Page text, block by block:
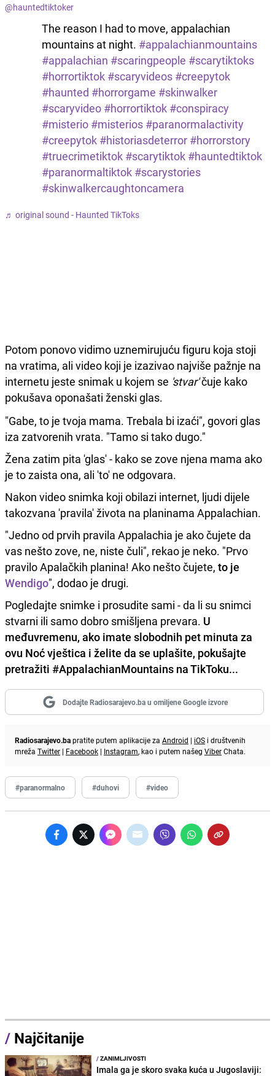
@hauntedtiktoker
The reason I had to move, appalachian
mountains at night. #appalachianmountains
#appalachian #scaringpeople #scarytiktoks
#horrortiktok #scaryvideos #creepytok
#haunted #horrorgame #skinwalker
#scaryvideo #horrortiktok #conspiracy
#misterio #misterios #paranormalactivity
#creepytok #historiasdeterror #horrorstory
#truecrimetiktok #scarytiktok #hauntedtiktok
#paranormaltiktok #scarystories
#skinwalkercaughtoncamera
♬ original sound - Haunted TikToks
Potom ponovo vidimo uznemirujuću figuru koja stoji
na vratima, ali video koji je izazivao najviše pažnje na
internetu jeste snimak u kojem se 'stvar'čuje kako
pokušava oponašati ženski glas.
"Gabe, to je tvoja mama. Trebala bi izaći", govori glas
iza zatvorenih vrata. "Tamo si tako dugo."
Žena zatim pita 'glas' - kako se zove njena mama ako
je to zaista ona, ali 'to' ne odgovara.
Nakon video snimka koji obilazi internet, ljudi dijele
takozvana 'pravila' života na planinama Appalachian.
"Jedno od prvih pravila Appalachia je ako čujete da
vas nešto zove, ne, niste čuli", rekao je neko. "Prvo
pravilo Apalačkih planina! Ako nešto čujete, to je
Wendigo", dodao je drugi.
Pogledajte snimke i prosudite sami - da li su snimci
stvarni ili samo dobro smišljena prevara. U
međuvremenu, ako imate slobodnih pet minuta za
ovu Noć vještica i želite da se uplašite, pokušajte
pretražiti #AppalachianMountains na TikToku...
Dodajte Radiosarajevo.ba u omiljene Google izvore
Radiosarajevo.bapratite putem aplikacije za Android | iOS i društvenih
mreža Twitter | Facebook | Instagram, kao i putem našeg ViberChata.
#paranormalno #duhovi #video
/ Najčitanije
/ZANIMLJIVOSTI
Imala ga je skoro svaka kuća u Jugoslaviji: